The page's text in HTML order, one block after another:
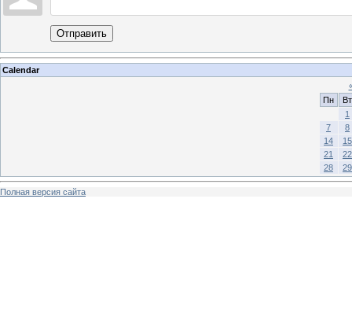
Отправить
Calendar
Пн
Вт
1
7
8
14
15
21
22
28
29
Полная версия сайта